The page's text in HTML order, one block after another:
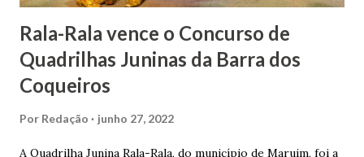
Rala-Rala vence o Concurso de
Quadrilhas Juninas da Barra dos
Coqueiros
Por Redação junho 27, 2022
A Quadrilha Junina Rala-Rala, do município de Maruim, foi a